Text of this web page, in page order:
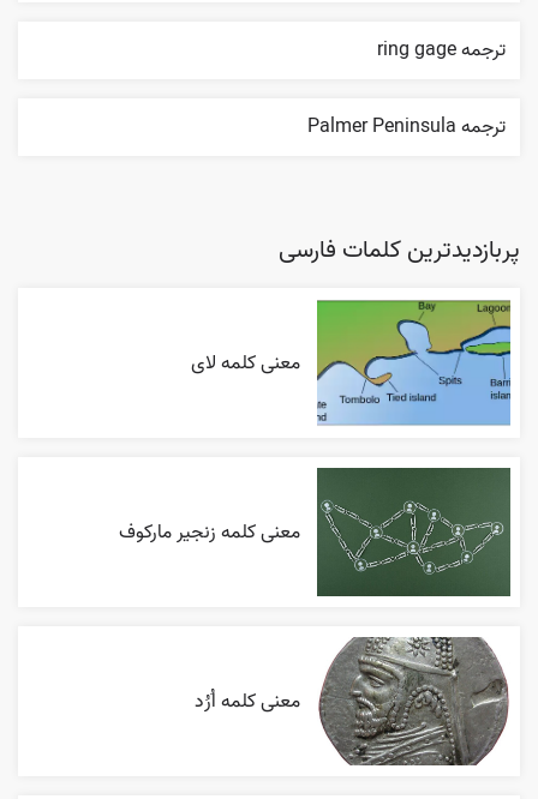
ترجمه ring gage
ترجمه Palmer Peninsula
پربازدیدترین کلمات فارسی
معنی کلمه لای
معنی کلمه زنجیر مارکوف
معنی کلمه اُرُد